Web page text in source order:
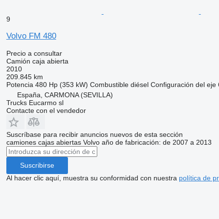
9
Volvo FM 480
Precio a consultar
Camión caja abierta
2010
209.845 km
Potencia 480 Hp (353 kW) Combustible diésel Configuración del eje
España, CARMONA (SEVILLA)
Trucks Eucarmo sl
Contacte con el vendedor
Suscríbase para recibir anuncios nuevos de esta sección
camiones cajas abiertas Volvo año de fabricación: de 2007 a 2013
Suscribirse
Al hacer clic aquí, muestra su conformidad con nuestra política de